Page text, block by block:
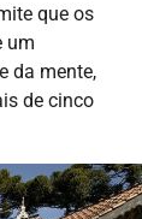
que os
um
da mente,
de cinco